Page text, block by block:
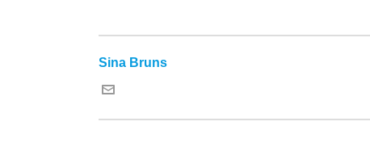
Sina Bruns